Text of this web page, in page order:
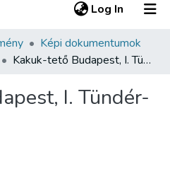
Log In (current)
Képi dokumentumok
Kakuk-tető Budapest, I. Tündér-utcza 4.
I. Tündér-